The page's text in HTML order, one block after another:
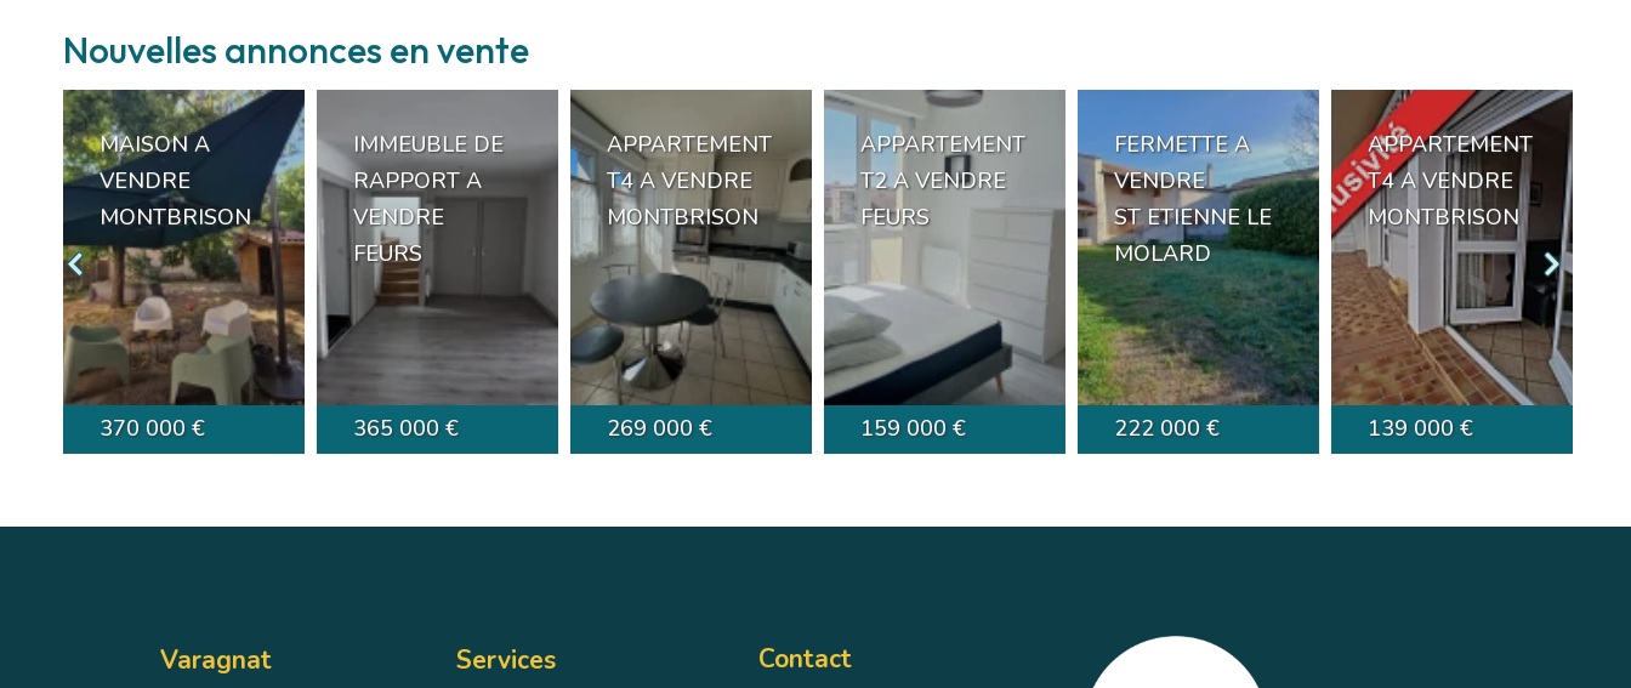
Nouvelles annonces en vente
MAISON A
VENDRE
MONTBRISON
370 000 €
IMMEUBLE DE
RAPPORT A
VENDRE
FEURS
365 000 €
APPARTEMENT
T4 A VENDRE
MONTBRISON
269 000 €
APPARTEMENT
T2 A VENDRE
FEURS
159 000 €
FERMETTE A
VENDRE
ST ETIENNE LE
MOLARD
222 000 €
APPARTEMENT
T4 A VENDRE
MONTBRISON
139 000 €
Varagnat Services Contact